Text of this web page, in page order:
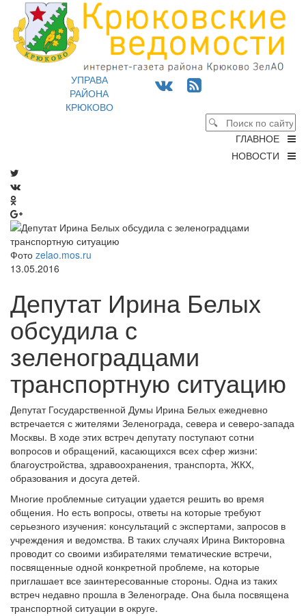
УПРАВА
РАЙОНА
КРЮКОВО
ГЛАВНОЕ
НОВОСТИ
Фото zelao.mos.ru
13.05.2016
Депутат Ирина Белых
обсудила с
зеленоградцами
транспортную ситуацию
Депутат Государственной Думы Ирина Белых ежедневно
встречается с жителями Зеленограда, севера и северо-запада
Москвы. В ходе этих встреч депутату поступают сотни
вопросов и обращений, касающихся всех сфер жизни:
благоустройства, здравоохранения, транспорта, ЖКХ,
образования и досуга детей.
Многие проблемные ситуации удается решить во время
общения. Но есть вопросы, ответы на которые требуют
серьезного изучения: консультаций с экспертами, запросов в
учреждения и ведомства. В таких случаях Ирина Викторовна
проводит со своими избирателями тематические встречи,
посвященные одной конкретной проблеме, на которые
приглашает все заинтересованные стороны. Одна из таких
встреч недавно прошла в Зеленограде. Она была посвящена
транспортной ситуации в округе.